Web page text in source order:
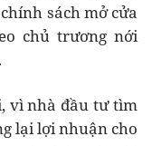
sách mở cửa
chủ trương nới
vì nhà đầu tư tìm
lại lợi nhuận cho